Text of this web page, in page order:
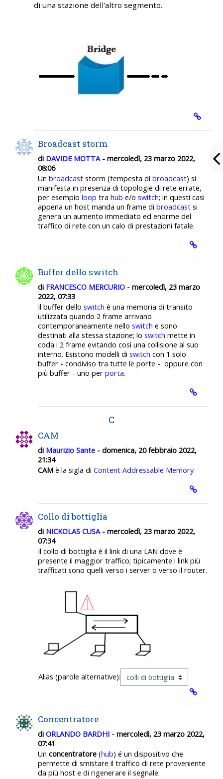
di una stazione dell'altro segmento.
Broadcast storm
di DAVIDE MOTTA- mercoledì, 23 marzo 2022,
08:06
Un broadcast storm (tempesta di broadcast) si
manifesta in presenza di topologie di rete errate,
per esempio loop tra hub e/o switch; in questi casi
appena un host manda un frame di broadcast si
genera un aumento immediato ed enorme del
traffico di rete con un calo di prestazioni fatale.
Buffer dello switch
di FRANCESCO MERCURIO - mercoledì, 23 marzo
2022, 07:33
Il buffer dello switch è una memoria di transito
utilizzata quando 2 frame arrivano
contemporaneamente nello switch e sono
destinati alla stessa stazione; lo switch mette in
coda i 2 frame evitando così una collisione al suo
interno. Esistono modelli di switch con 1 solo
buffer - condiviso tra tutte le porte - oppure con
più buffer - uno per porta.
C
CAM
di Maurizio Sante - domenica, 20 febbraio 2022,
21:34
CAM è la sigla di Content Addressable Memory
Collo di bottiglia
di NICKOLAS CUSA- mercoledì, 23 marzo 2022,
07:34
Il collo di bottiglia è il link di una LAN dove è
presente il maggior traffico; tipicamente i link più
trafficati sono quelli verso i server o verso il router.
Alias (parole alternative):
Concentratore
di ORLANDO BARDHI - mercoledì, 23 marzo 2022,
07:41
Un concentratore (hub) é un dispositivo che
permette di smistare il traffico di rete proveniente
da più host e di rigenerare il segnale.